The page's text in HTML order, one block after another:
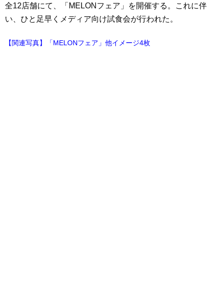
全12店舗にて、「MELONフェア」を開催する。これに伴
い、ひと足早くメディア向け試食会が行われた。
【関連写真】「MELONフェア」他イメージ4枚